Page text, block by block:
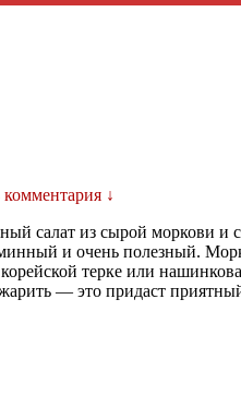
комментария ↓
салат из сырой моркови и
и очень полезный.
терке или
— это придаст